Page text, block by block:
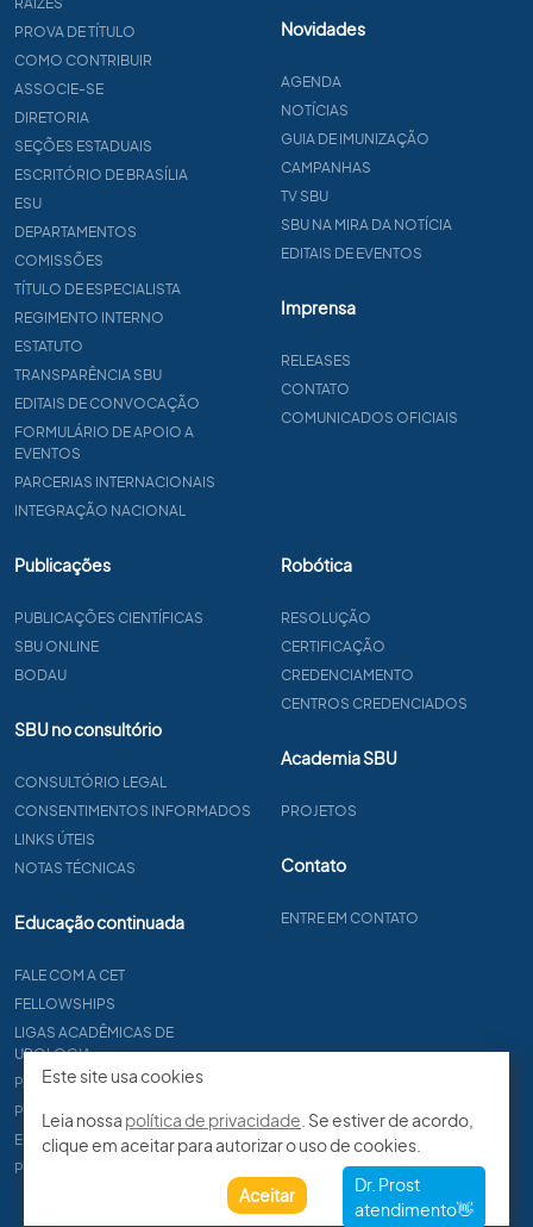
PROVA DE TÍTULO
COMO CONTRIBUIR
ASSOCIE-SE
DIRETORIA
SEÇÕES ESTADUAIS
ESCRITÓRIO DE BRASÍLIA
ESU
DEPARTAMENTOS
COMISSÕES
TÍTULO DE ESPECIALISTA
REGIMENTO INTERNO
ESTATUTO
TRANSPARÊNCIA SBU
EDITAIS DE CONVOCAÇÃO
FORMULÁRIO DE APOIO A
EVENTOS
PARCERIAS INTERNACIONAIS
INTEGRAÇÃO NACIONAL
Novidades
AGENDA
NOTÍCIAS
GUIA DE IMUNIZAÇÃO
CAMPANHAS
TV SBU
SBU NA MIRA DA NOTÍCIA
EDITAIS DE EVENTOS
Imprensa
RELEASES
CONTATO
COMUNICADOS OFICIAIS
Publicações
PUBLICAÇÕES CIENTÍFICAS
SBU ONLINE
BODAU
SBU no consultório
CONSULTÓRIO LEGAL
CONSENTIMENTOS INFORMADOS
LINKS ÚTEIS
NOTAS TÉCNICAS
Educação continuada
FALE COM A CET
FELLOWSHIPS
LIGAS ACADÊMICAS DE
UROLOGIA
PAPER
PROCET
EDITAIS
PROGRAMA DE RESIDÊNCIA
Robótica
RESOLUÇÃO
CERTIFICAÇÃO
CREDENCIAMENTO
CENTROS CREDENCIADOS
Academia SBU
PROJETOS
Contato
ENTRE EM CONTATO
Este site usa cookies
Leia nossa política de privacidade . Se estiver de acordo,
clique em aceitar para autorizar o uso de cookies.
Aceitar